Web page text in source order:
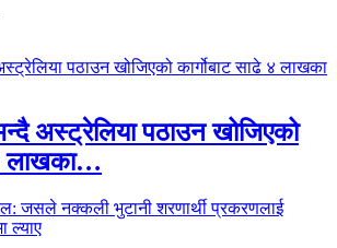
अस्ट्रेलिया पठाउन खोजिएको
लाखका…